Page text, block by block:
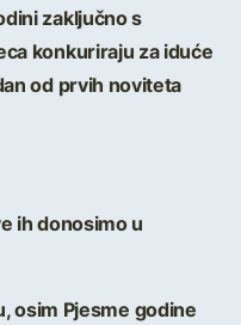
zaključno s
konkuriraju za iduće
od prvih noviteta
ih donosimo u
osim Pjesme godine